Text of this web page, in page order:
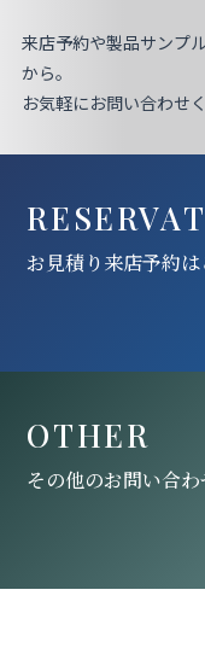
来店予約や製品サンプ
から。
お気軽にお問い合わせ
お見積り来店予約は
OTHER
その他のお問い合わ